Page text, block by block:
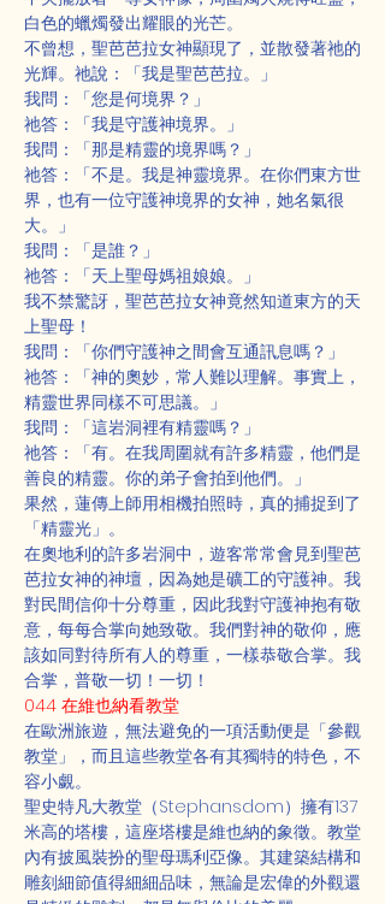
白色的蠟燭發出耀眼的光芒。
不曾想，聖芭芭拉女神顯現了，並散發著祂的
光輝。祂說：「我是聖芭芭拉。」
我問：「您是何境界？」
祂答：「我是守護神境界。」
我問：「那是精靈的境界嗎？」
祂答：「不是。我是神靈境界。在你們東方世
界，也有一位守護神境界的女神，她名氣很
大。」
我問：「是誰？」
祂答：「天上聖母媽祖娘娘。」
我不禁驚訝，聖芭芭拉女神竟然知道東方的天
上聖母！
我問：「你們守護神之間會互通訊息嗎？」
祂答：「神的奧妙，常人難以理解。事實上，
精靈世界同樣不可思議。」
我問：「這岩洞裡有精靈嗎？」
祂答：「有。在我周圍就有許多精靈，他們是
善良的精靈。你的弟子會拍到他們。」
果然，蓮傳上師用相機拍照時，真的捕捉到了
「精靈光」。
在奧地利的許多岩洞中，遊客常常會見到聖芭
芭拉女神的神壇，因為她是礦工的守護神。我
對民間信仰十分尊重，因此我對守護神抱有敬
意，每每合掌向她致敬。我們對神的敬仰，應
該如同對待所有人的尊重，一樣恭敬合掌。我
合掌，普敬一切！一切！
044 在維也納看教堂
在歐洲旅遊，無法避免的一項活動便是「參觀
教堂」，而且這些教堂各有其獨特的特色，不
容小覷。
聖史特凡大教堂（Stephansdom）擁有137
米高的塔樓，這座塔樓是維也納的象徵。教堂
內有披風裝扮的聖母瑪利亞像。其建築結構和
雕刻細節值得細細品味，無論是宏偉的外觀還